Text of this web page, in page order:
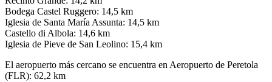
Bodega Castel Ruggero: 14,5 km
Iglesia de Santa María Assunta: 14,5 km
Castello di Albola: 14,6 km
Iglesia de Pieve de San Leolino: 15,4 km
El aeropuerto más cercano se encuentra en Aeropuerto de Peretola
(FLR): 62,2 km